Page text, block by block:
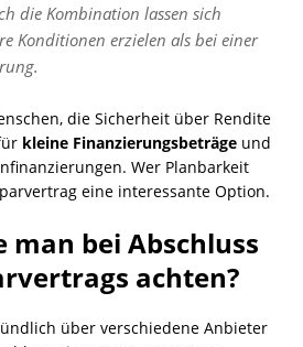
die Kombination lassen sich
Konditionen erzielen als bei einer
die Sicherheit über Rendite
kleine Finanzierungsbeträge und
Wer Planbarkeit
eine interessante Option.
man bei Abschluss
achten?
über verschiedene Anbieter